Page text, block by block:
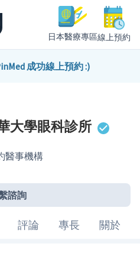
日本醫療專區線上預約
療人員
成功線上預約 :)
大學眼科診所
醫事機構
諮詢
評論 專長 關於